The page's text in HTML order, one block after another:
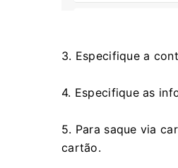
3. Especifique a
4. Especifique as
5. Para saque via
cartão.